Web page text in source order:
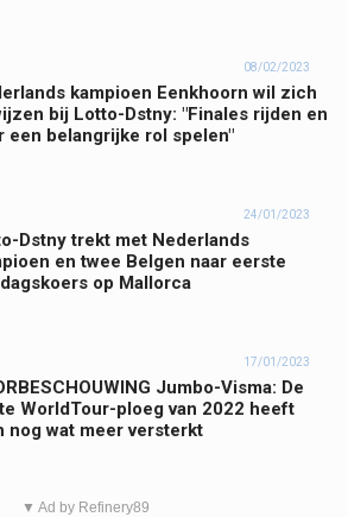
08/02/2023
kampioen Eenkhoorn wil zich
bij Lotto-Dstny: "Finales rijden en
een belangrijke rol spelen"
24/01/2023
Dstny trekt met Nederlands
en twee Belgen naar eerste
op Mallorca
17/01/2023
Jumbo-Visma: De
WorldTour-ploeg van 2022 heeft
nog wat meer versterkt
▼ Ad by Refinery89